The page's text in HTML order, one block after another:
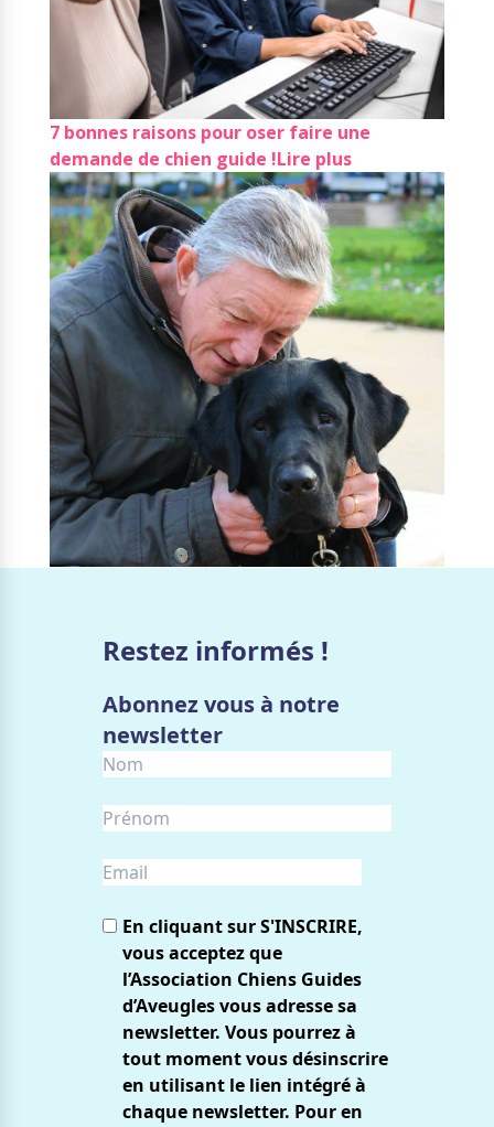
7 bonnes raisons pour oser faire une
demande de chien guide !Lire plus
Restez informés !
Abonnez vous à notre
newsletter
En cliquant sur S'INSCRIRE,
vous acceptez que
l’Association Chiens Guides
d’Aveugles vous adresse sa
newsletter. Vous pourrez à
tout moment vous désinscrire
en utilisant le lien intégré à
chaque newsletter. Pour en